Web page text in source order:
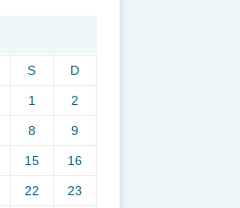
S D
1 2
8 9
15 16
22 23